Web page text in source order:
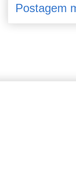
Postagem